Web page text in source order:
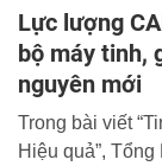
Lực lượng
bộ máy tinh,
nguyên mới
Trong bài viết
Hiệu quả”,